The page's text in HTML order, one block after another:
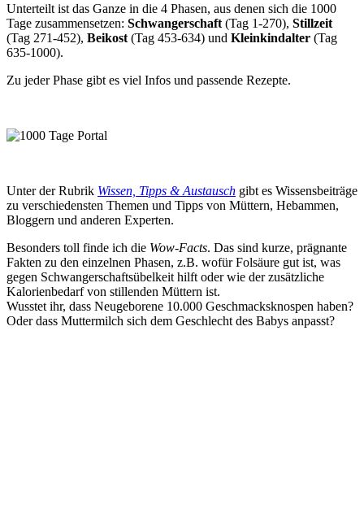
Unterteilt ist das Ganze in die 4 Phasen, aus denen sich die 1000
Tage zusammensetzen: Schwangerschaft (Tag 1-270), Stillzeit
(Tag 271-452), Beikost (Tag 453-634) und Kleinkindalter (Tag
635-1000).
Zu jeder Phase gibt es viel Infos und passende Rezepte.
Unter der Rubrik Wissen, Tipps & Austausch gibt es Wissensbeiträge
zu verschiedensten Themen und Tipps von Müttern, Hebammen,
Bloggern und anderen Experten.
Besonders toll finde ich die Wow-Facts. Das sind kurze, prägnante
Fakten zu den einzelnen Phasen, z.B. wofür Folsäure gut ist, was
gegen Schwangerschaftsübelkeit hilft oder wie der zusätzliche
Kalorienbedarf von stillenden Müttern ist.
Wusstet ihr, dass Neugeborene 10.000 Geschmacksknospen haben?
Oder dass Muttermilch sich dem Geschlecht des Babys anpasst?